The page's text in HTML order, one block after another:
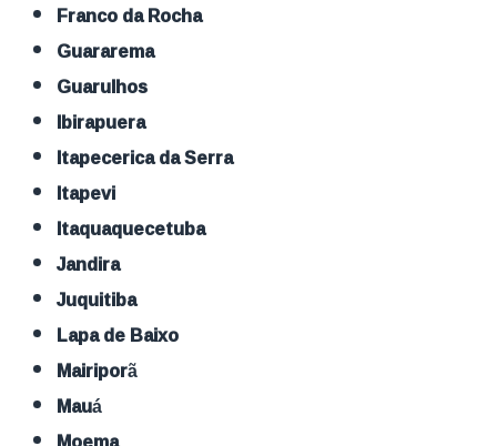
Franco da Rocha
Guararema
Guarulhos
Ibirapuera
Itapecerica da Serra
Itapevi
Itaquaquecetuba
Jandira
Juquitiba
Lapa de Baixo
Mairiporã
Mauá